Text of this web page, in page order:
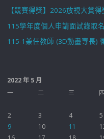
【競賽得獎】2026放視大賞
115學年度個人申請面試錄取
115-1兼任教師 (3D動畫專長)
2022 年 5 月
一
二 三 四
2
3 4 5
9
10 11